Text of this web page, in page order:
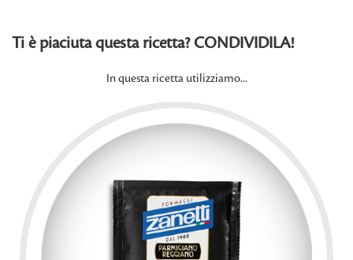
Ti è piaciuta questa ricetta? CONDIVIDILA!
In questa ricetta utilizziamo...